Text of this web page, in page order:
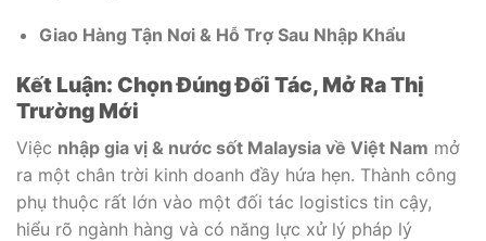
Giao Hàng Tận Nơi & Hỗ Trợ Sau Nhập Khẩu
Kết Luận: Chọn Đúng Đối Tác, Mở Ra Thị
Trường Mới
Việc nhập gia vị & nước sốt Malaysia về Việt Nam mở
ra một chân trời kinh doanh đầy hứa hẹn. Thành công
phụ thuộc rất lớn vào một đối tác logistics tin cậy,
hiểu rõ ngành hàng và có năng lực xử lý pháp lý